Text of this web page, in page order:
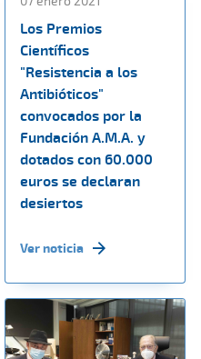
Los Premios
Científicos
"Resistencia a los
Antibióticos"
convocados por la
Fundación A.M.A. y
dotados con 60.000
euros se declaran
desiertos
Ver noticia